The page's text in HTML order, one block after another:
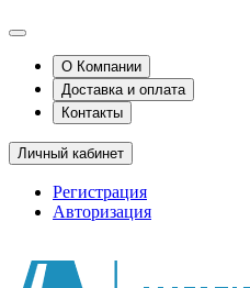
О Компании
Доставка и оплата
Контакты
Личный кабинет
Регистрация
Авторизация